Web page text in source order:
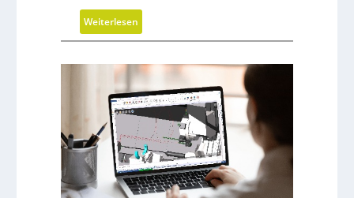
e
c
ä
f
t
s
f
ü
h
r
Weiterlesen
F
r
t
s
c
h
r
i
t